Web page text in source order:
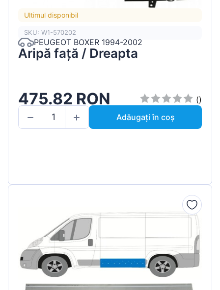
Ultimul disponibil
SKU: W1-570202
PEUGEOT BOXER 1994-2002
Aripă față / Dreapta
475.82 RON
()
Adăugați în coș